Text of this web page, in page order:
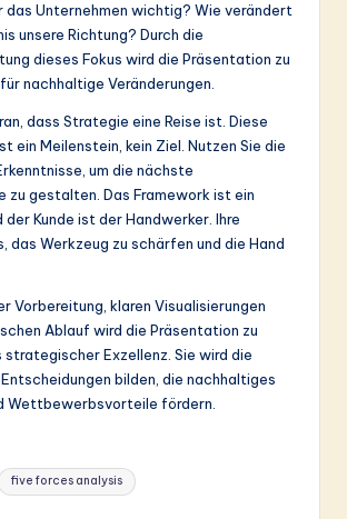
das Unternehmen wichtig? Wie verändert
unsere Richtung? Durch die
dieses Fokus wird die Präsentation zu
nachhaltige Veränderungen.
dass Strategie eine Reise ist. Diese
ein Meilenstein, kein Ziel. Nutzen Sie die
um die nächste
zu gestalten. Das Framework ist ein
der Kunde ist der Handwerker. Ihre
das Werkzeug zu schärfen und die Hand
Vorbereitung, klaren Visualisierungen
Ablauf wird die Präsentation zu
strategischer Exzellenz. Sie wird die
bilden, die nachhaltiges
Wettbewerbsvorteile fördern.
five forces analysis